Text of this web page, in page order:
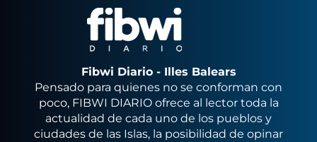
Fibwi Diario - Illes Balears
Pensado para quienes no se conforman con
poco, FIBWI DIARIO ofrece al lector toda la
actualidad de cada uno de los pueblos y
ciudades de las Islas, la posibilidad de opinar